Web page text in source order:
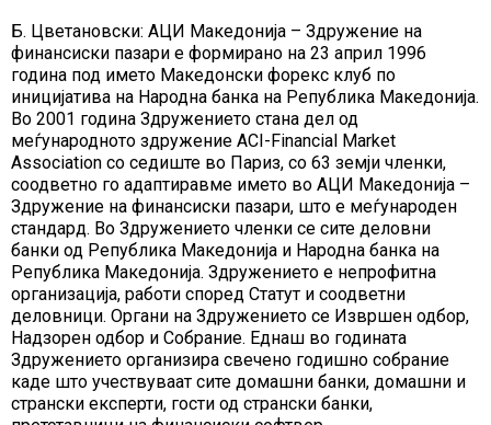
Б. Цветановски: АЦИ Македонија – Здружение на
финансиски пазари е формирано на 23 април 1996
година под името Македонски форекс клуб по
иницијатива на Народна банка на Република Македонија.
Во 2001 година Здружението стана дел од
меѓународното здружение ACI-Financial Market
Association со седиште во Париз, со 63 земји членки,
соодветно го адаптиравме името во АЦИ Македонија –
Здружение на финансиски пазари, што е меѓународен
стандард. Во Здружението членки се сите деловни
банки од Република Македонија и Народна банка на
Република Македонија. Здружението е непрофитна
организација, работи според Статут и соодветни
деловници. Органи на Здружението се Извршен одбор,
Надзорен одбор и Собрание. Еднаш во годината
Здружението организира свечено годишно собрание
каде што учествуваат сите домашни банки, домашни и
странски експерти, гости од странски банки,